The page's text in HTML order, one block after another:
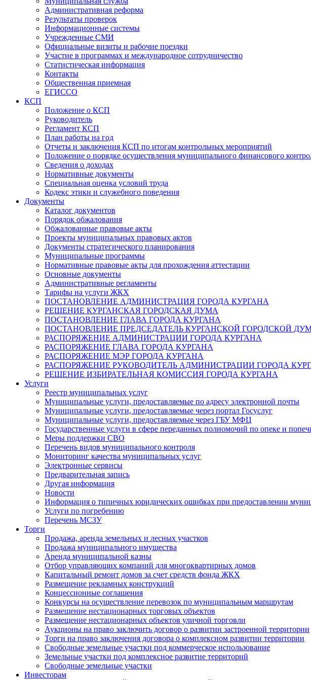
Административная реформа
Результаты проверок
Информационные системы
Учрежденные СМИ
Официальные визиты и рабочие поездки
Участие в программах и международное сотрудничество
Статистическая информация
Контакты
Общественная приемная
ЕГИССО
КСП
Положение о КСП
Руководитель
Регламент КСП
План работы на год
Отчеты и заключения КСП по итогам контрольных мероприятий
Положение о порядке осуществления муниципального финансового
Сведения о доходах
Нормативные документы
Специальная оценка условий труда
Кодекс этики и служебного поведения
Документы
Каталог документов
Порядок обжалования
Обжалованные правовые акты
Проекты муниципальных правовых актов
Документы стратегического планирования
Муниципальные программы
Нормативные правовые акты для прохождения аттестации
Основные документы
Административные регламенты
Тарифы на услуги ЖКХ
ПОСТАНОВЛЕНИЕ АДМИНИСТРАЦИЯ ГОРОДА КУРГАНА
РЕШЕНИЕ КУРГАНСКАЯ ГОРОДСКАЯ ДУМА
ПОСТАНОВЛЕНИЕ ГЛАВА ГОРОДА КУРГАНА
ПОСТАНОВЛЕНИЕ ПРЕДСЕДАТЕЛЬ КУРГАНСКОЙ ГОРОДСКОЙ
РАСПОРЯЖЕНИЕ АДМИНИСТРАЦИИ ГОРОДА КУРГАНА
РАСПОРЯЖЕНИЕ ГЛАВА ГОРОДА КУРГАНА
РАСПОРЯЖЕНИЕ МЭР ГОРОДА КУРГАНА
РАСПОРЯЖЕНИЕ РУКОВОДИТЕЛЬ АДМИНИСТРАЦИИ ГОРОДА
РЕШЕНИЕ ИЗБИРАТЕЛЬНАЯ КОМИССИЯ ГОРОДА КУРГАНА
Услуги
Реестр муниципальных услуг
Муниципальные услуги, предоставляемые по адресу электронной почты
Муниципальные услуги, предоставляемые через портал Госуслуг
Муниципальные услуги, предоставляемые через ГБУ МФЦ
Государственные услуги в сфере переданных полномочий по опеке и
Меры поддержки СВО
Перечень видов муниципального контроля
Мониторинг качества муниципальных услуг
Электронные сервисы
Предварительная запись
Другая информация
Новости
Информация о типичных юридических ошибках при предоставлении
Услуги по погребению
Перечень МСЗУ
Торги
Продажа, аренда земельных и лесных участков
Продажа муниципального имущества
Аренда муниципальной казны
Отбор управляющих компаний для многоквартирных домов
Капитальный ремонт домов за счет средств фонда ЖКХ
Размещение рекламных конструкций
Концессионные соглашения
Конкурсы на осуществление перевозок по муниципальным маршрутам
Размещение нестационарных торговых объектов
Размещение нестационарных объектов уличной торговли
Аукционы на право заключить договор о развитии застроенной территории
Торги на право заключения договора о комплексном развитии территории
Свободные земельные участки под коммерческое использование
Земельные участки под комплексное развитие территорий
Свободные земельные участки
Инвесторам